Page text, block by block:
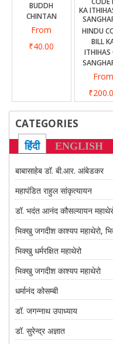
BUDDH
CHINTAN
From
₹40.00
HINDU
BILL
ITHIHAS
From
CATEGORIES
हिंदी ENGLISH
बाबासाहेब डॉ. बी.आर. आंबेडकर
महापंडित राहुल सांकृत्यायन
डॉ. भदंत आनंद कौसल्यायन
भिक्खु जगदीश काश्यप महाथेरो,
भिक्खु धर्मरक्षित महाथेरो
भिक्खु जगदीश काश्यप महाथेरो
धर्मानंद कोसम्बी
डॉ. जगन्नाथ उपाध्याय
डॉ. सुरेन्द्र अज्ञात